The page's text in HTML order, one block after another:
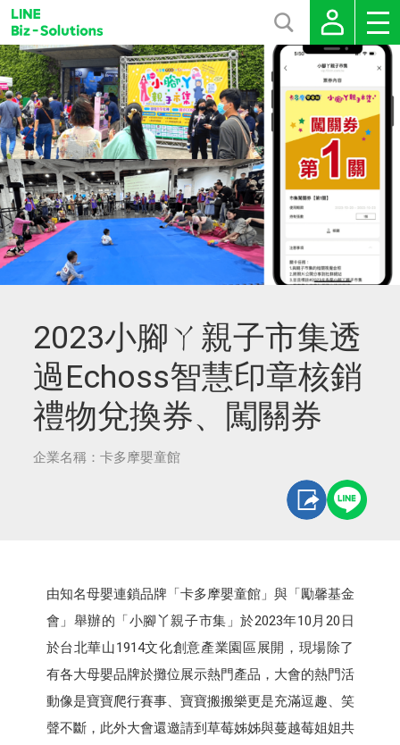
2023小腳ㄚ親子市集透
過Echoss智慧印章核銷
禮物兌換券、闖關券
企業名稱：卡多摩嬰童館
由知名母嬰連鎖品牌「卡多摩嬰童館」與「勵馨基金
會」舉辦的「小腳丫親子市集」於2023年10月20日
於台北華山1914文化創意產業園區展開，現場除了
有各大母嬰品牌於攤位展示熱門產品，大會的熱門活
動像是寶寶爬行賽事、寶寶搬搬樂更是充滿逗趣、笑
聲不斷，此外大會還邀請到草莓姊姊與蔓越莓姐姐共